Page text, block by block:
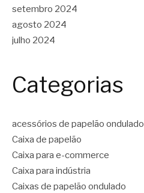
setembro 2024
agosto 2024
julho 2024
Categorias
acessórios de papelão ondulado
Caixa de papelão
Caixa para e-commerce
Caixa para indústria
Caixas de papelão ondulado